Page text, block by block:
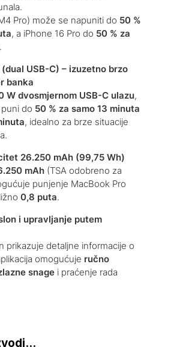
Pro) može se napuniti do 50 %
, a iPhone 16 Pro do 50 % za
.
USB-C) – izuzetno brzo
banka
W dvosmjernom USB-C ulazu,
do 50 % za samo 13 minuta
, idealno za brze situacije
26.250 mAh (99,75 Wh)
mAh(TSA odobreno za
punjenje MacBook Pro
0,8 puta.
i upravljanje putem
prikazuje detaljne informacije o
omogućuje ručno
snagei praćenje rada